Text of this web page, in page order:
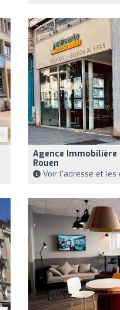
Agence
Rouen
Voir l'adresse et les